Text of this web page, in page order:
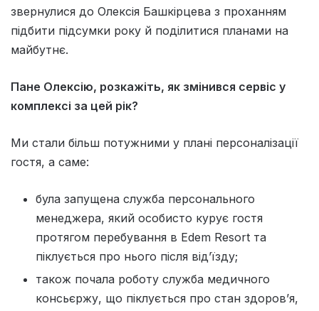
звернулися до Олексія Башкірцева з проханням
підбити підсумки року й поділитися планами на
майбутнє.
Пане Олексію, розкажіть, як змінився сервіс у
комплексі за цей рік?
Ми стали більш потужними у плані персоналізації
гостя, а саме:
була запущена служба персонального
менеджера, який особисто курує гостя
протягом перебування в Edem Resort та
піклується про нього після від’їзду;
також почала роботу служба медичного
консьєржу, що піклується про стан здоров’я,